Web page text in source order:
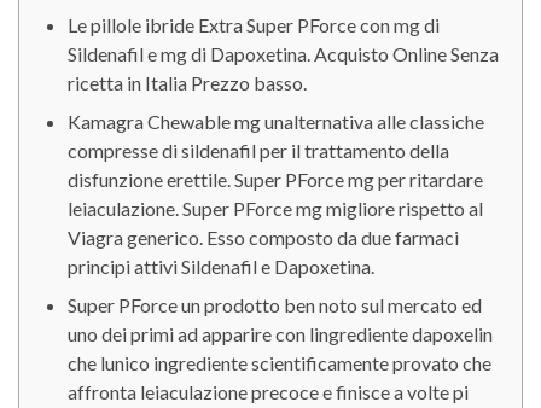
Le pillole ibride Extra Super PForce con mg di
Sildenafil e mg di Dapoxetina. Acquisto Online Senza
ricetta in Italia Prezzo basso.
Kamagra Chewable mg unalternativa alle classiche
compresse di sildenafil per il trattamento della
disfunzione erettile. Super PForce mg per ritardare
leiaculazione. Super PForce mg migliore rispetto al
Viagra generico. Esso composto da due farmaci
principi attivi Sildenafil e Dapoxetina.
Super PForce un prodotto ben noto sul mercato ed
uno dei primi ad apparire con lingrediente dapoxelin
che lunico ingrediente scientificamente provato che
affronta leiaculazione precoce e finisce a volte pi